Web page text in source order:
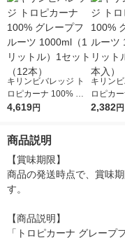
キリンビバレッジ ト
ロピカーナ 100% グ
レープフルーツ 1000
4,619円
キリン
ロピカ
レープフ
2,382円
商品説明
【賞味期限】
商品の発送時点で、賞味
す。
【商品説明】
「トロピカーナ グレープ